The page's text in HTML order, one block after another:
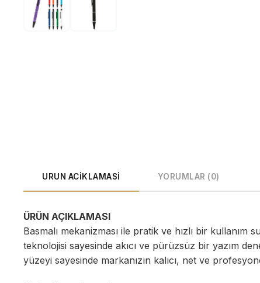
URUN ACIKLAMASI YORUMLAR (0)
ÜRÜN AÇIKLAMASI
Basmalı mekanizması ile pratik ve hızlı bir
teknolojisi sayesinde akıcı ve pürüzsüz bir yazım
yüzeyi sayesinde markanızın kalıcı, net ve